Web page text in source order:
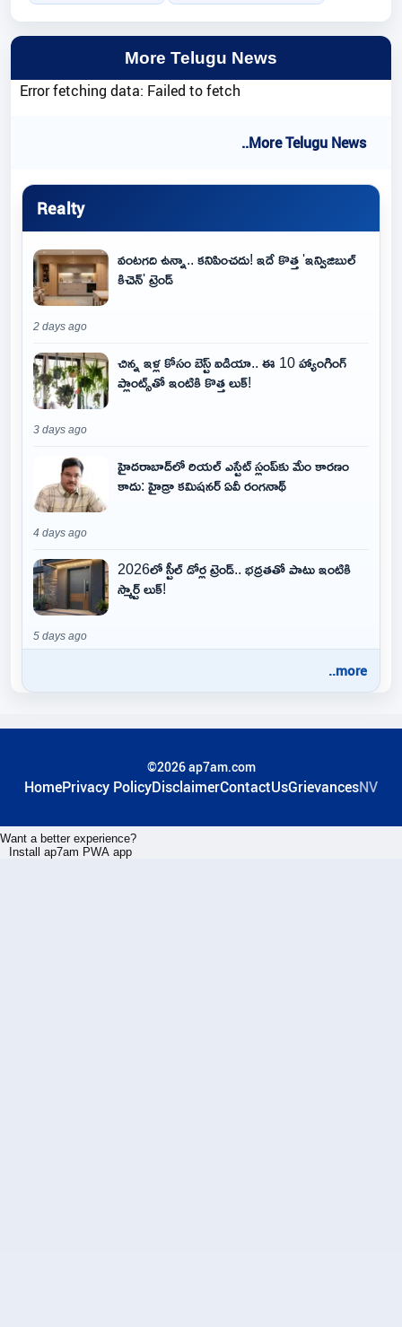
More Telugu News
Error fetching data: Failed to fetch
..More Telugu News
Realty
వంటగది ఉన్నా.. కనిపించదు! ఇదే కొత్త 'ఇన్విజిబుల్
కిచెన్' ట్రెండ్
2 days ago
చిన్న ఇళ్ల కోసం బెస్ట్ ఐడియా.. ఈ 10 హ్యాంగింగ్
ప్లాంట్స్‌తో ఇంటికి కొత్త లుక్!
3 days ago
హైదరాబాద్‌లో రియల్ ఎస్టేట్ స్లంప్‌కు మేం కారణం
కాదు: హైడ్రా కమిషనర్ ఏవీ రంగనాథ్
4 days ago
2026లో స్టీల్ డోర్ల ట్రెండ్.. భద్రతతో పాటు ఇంటికి
స్మార్ట్ లుక్!
5 days ago
..more
©2026 ap7am.com
HomePrivacy PolicyDisclaimerContactUsGrievancesNV
Want a better experience?
Install ap7am PWA app